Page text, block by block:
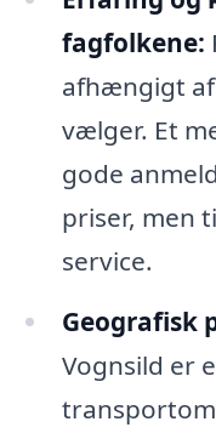
fagfolkene:
afhængigt
vælger. Et
gode
priser, men
service.
Geografisk
Vognsild er